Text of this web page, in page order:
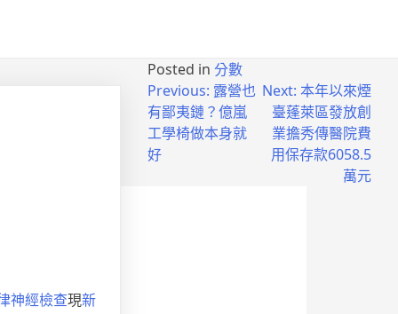
神經檢查現新
Posted in 分數
Previous: 露營也
有鄙夷鏈？億嵐
工學椅做本身就
好
Next: 本年以來煙
臺蓬萊區發放創
業擔秀傳醫院費
用保存款6058.5
萬元